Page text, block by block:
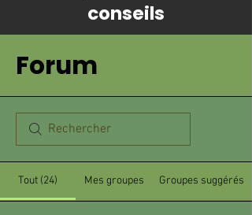
conseils
Forum
Tout (24) Mes groupes Groupes suggérés